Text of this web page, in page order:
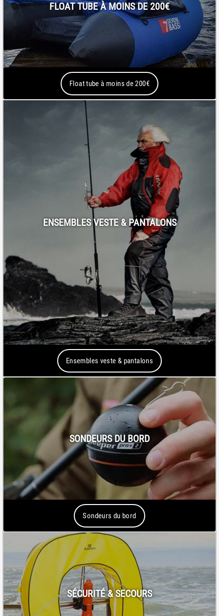
FLOAT TUBE À MOINS DE 200€
Float tube à moins de 200€
ENSEMBLES VESTE & PANTALONS
Ensembles veste & pantalons
SONDEURS DU BORD
Sondeurs du bord
SÉCURITÉ & SECOURS